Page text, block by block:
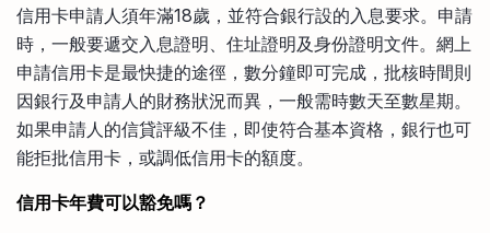
信用卡申請人須年滿18歲，並符合銀行設的入息要求。申請
時，一般要遞交入息證明、住址證明及身份證明文件。網上
申請信用卡是最快捷的途徑，數分鐘即可完成，批核時間則
因銀行及申請人的財務狀況而異，一般需時數天至數星期。
如果申請人的信貸評級不佳，即使符合基本資格，銀行也可
能拒批信用卡，或調低信用卡的額度。
信用卡年費可以豁免嗎？